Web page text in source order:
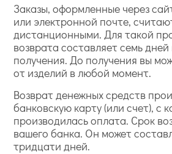
Заказы, оформленные через
или электронной почте,
дистанционными. Для такой
возврата составляет семь
получения. До получения вы
от изделий в любой момент.
Возврат денежных средств
банковскую карту (или счет), с
производилась оплата. Срок
вашего банка. Он может
тридцати дней.